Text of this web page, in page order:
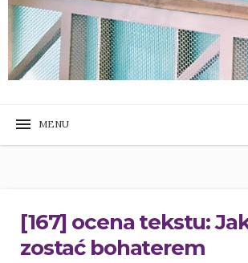
[167] ocena tekstu:
zostać bohaterem